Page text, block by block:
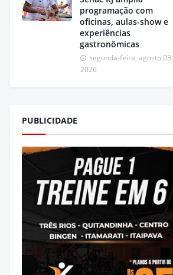
programação com
oficinas, aulas-show e
experiências
gastronômicas
segunda-feira, agosto 03,
2026
PUBLICIDADE